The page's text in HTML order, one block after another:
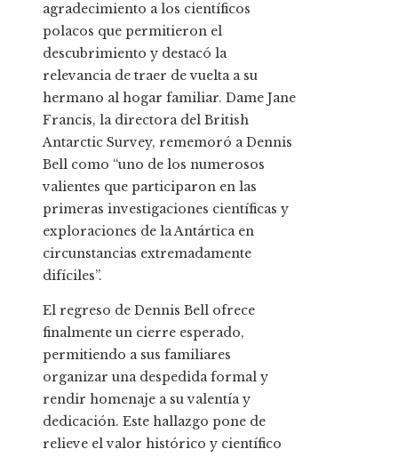
agradecimiento a los científicos
polacos que permitieron el
descubrimiento y destacó la
relevancia de traer de vuelta a su
hermano al hogar familiar. Dame Jane
Francis, la directora del British
Antarctic Survey, rememoró a Dennis
Bell como “uno de los numerosos
valientes que participaron en las
primeras investigaciones científicas y
exploraciones de la Antártica en
circunstancias extremadamente
difíciles”.
El regreso de Dennis Bell ofrece
finalmente un cierre esperado,
permitiendo a sus familiares
organizar una despedida formal y
rendir homenaje a su valentía y
dedicación. Este hallazgo pone de
relieve el valor histórico y científico